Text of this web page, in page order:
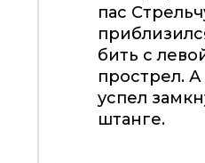
пас
бить с
прострел.
успел
штанге.